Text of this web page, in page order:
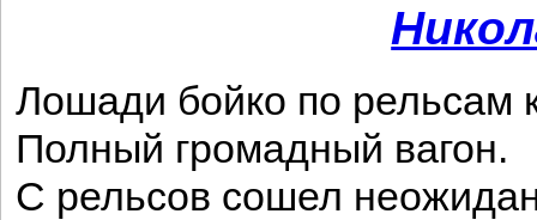
Лошади бойко по рельсам
Полный громадный вагон.
С рельсов сошел